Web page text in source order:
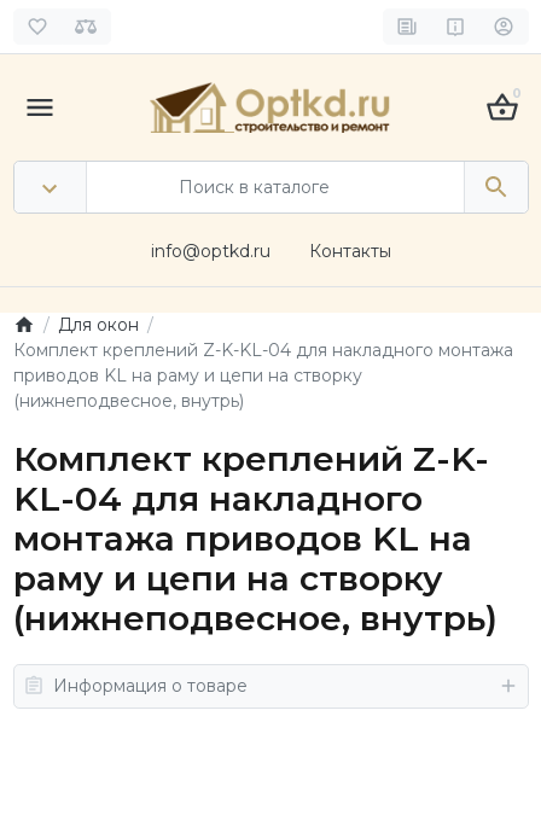
0
info@optkd.ru Контакты
Для окон
Комплект креплений Z-K-KL-04 для накладного монтажа
приводов KL на раму и цепи на створку
(нижнеподвесное, внутрь)
Комплект креплений Z-K-
KL-04 для накладного
монтажа приводов KL на
раму и цепи на створку
(нижнеподвесное, внутрь)
Информация о товаре